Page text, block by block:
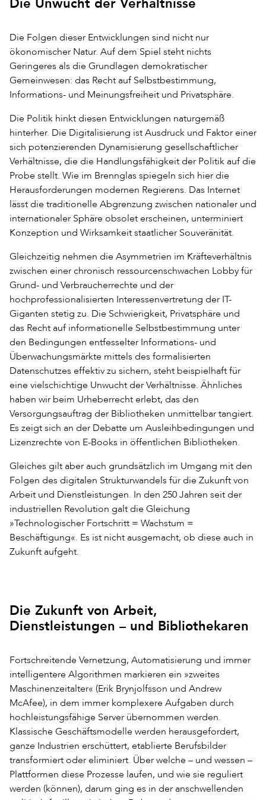
Die Folgen dieser Entwicklungen sind nicht nur
ökonomischer Natur. Auf dem Spiel steht nichts
Geringeres als die Grundlagen demokratischer
Gemeinwesen: das Recht auf Selbstbestimmung,
Informations- und Meinungsfreiheit und Privatsphäre.
Die Politik hinkt diesen Entwicklungen naturgemäß
hinterher. Die Digitalisierung ist Ausdruck und Faktor einer
sich potenzierenden Dynamisierung gesellschaftlicher
Verhältnisse, die die Handlungsfähigkeit der Politik auf die
Probe stellt. Wie im Brennglas spiegeln sich hier die
Herausforderungen modernen Regierens. Das Internet
lässt die traditionelle Abgrenzung zwischen nationaler und
internationaler Sphäre obsolet erscheinen, unterminiert
Konzeption und Wirksamkeit staatlicher Souveränität.
Gleichzeitig nehmen die Asymmetrien im Kräfteverhältnis
zwischen einer chronisch ressourcenschwachen Lobby für
Grund- und Verbraucherrechte und der
hochprofessionalisierten Interessenvertretung der IT-
Giganten stetig zu. Die Schwierigkeit, Privatsphäre und
das Recht auf informationelle Selbstbestimmung unter
den Bedingungen entfesselter Informations- und
Überwachungsmärkte mittels des formalisierten
Datenschutzes effektiv zu sichern, steht beispielhaft für
eine vielschichtige Unwucht der Verhältnisse. Ähnliches
haben wir beim Urheberrecht erlebt, das den
Versorgungsauftrag der Bibliotheken unmittelbar tangiert.
Es zeigt sich an der Debatte um Ausleihbedingungen und
Lizenzrechte von E-Books in öffentlichen Bibliotheken.
Gleiches gilt aber auch grundsätzlich im Umgang mit den
Folgen des digitalen Strukturwandels für die Zukunft von
Arbeit und Dienstleistungen. In den 250 Jahren seit der
industriellen Revolution galt die Gleichung
»Technologischer Fortschritt = Wachstum =
Beschäftigung«. Es ist nicht ausgemacht, ob diese auch in
Zukunft aufgeht.
Die Zukunft von Arbeit,
Dienstleistungen – und Bibliothekaren
Fortschreitende Vernetzung, Automatisierung und immer
intelligentere Algorithmen markieren ein »zweites
Maschinenzeitalter« (Erik Brynjolfsson und Andrew
McAfee), in dem immer komplexere Aufgaben durch
hochleistungsfähige Server übernommen werden.
Klassische Geschäftsmodelle werden herausgefordert,
ganze Industrien erschüttert, etablierte Berufsbilder
transformiert oder eliminiert. Über welche – und wessen –
Plattformen diese Prozesse laufen, und wie sie reguliert
werden (können), darum ging es in der anschwellenden